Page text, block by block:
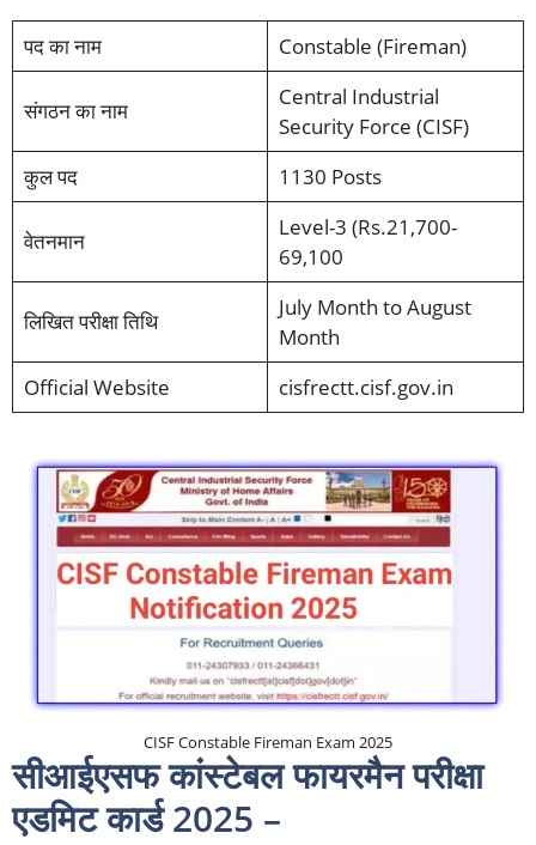
पद का नाम Constable (Fireman)
संगठन का नाम
Central Industrial
Security Force (CISF)
कुल पद
1130 Posts
वेतनमान
Level-3 (Rs.21,700-
69,100
लिखित परीक्षा तिथि
July Month to August
Month
Official Website
cisfrectt.cisf.gov.in
CISF Constable Fireman Exam 2025
सीआईएसफ कांस्टेबल फायरमैन परीक्षा
एडमिट कार्ड 2025 –